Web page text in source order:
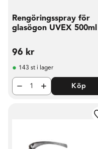
Rengöringsspray för
glasögon UVEX 500ml
96 kr
143 st i lager
Köp